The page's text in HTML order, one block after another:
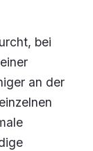
bei
an der